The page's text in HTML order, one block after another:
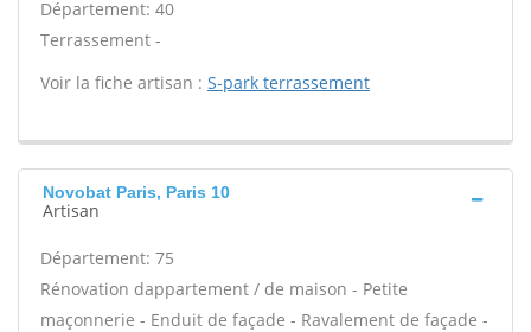
Département: 40
Terrassement -
Voir la fiche artisan : S-park terrassement
Novobat Paris, Paris 10
Artisan
Département: 75
Rénovation dappartement / de maison - Petite
maçonnerie - Enduit de façade - Ravalement de façade -